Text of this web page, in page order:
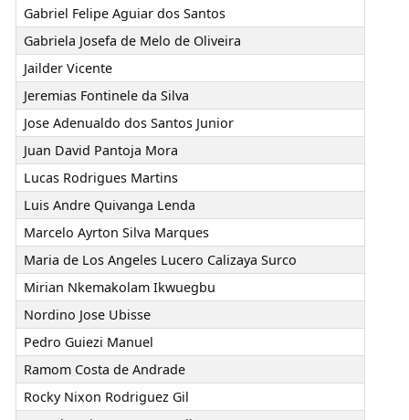
Gabriel Felipe Aguiar dos Santos
Gabriela Josefa de Melo de Oliveira
Jailder Vicente
Jeremias Fontinele da Silva
Jose Adenualdo dos Santos Junior
Juan David Pantoja Mora
Lucas Rodrigues Martins
Luis Andre Quivanga Lenda
Marcelo Ayrton Silva Marques
Maria de Los Angeles Lucero Calizaya Surco
Mirian Nkemakolam Ikwuegbu
Nordino Jose Ubisse
Pedro Guiezi Manuel
Ramom Costa de Andrade
Rocky Nixon Rodriguez Gil